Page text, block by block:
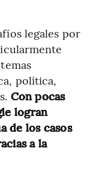
legales por
política,
Con pocas
logran
de los casos
a la